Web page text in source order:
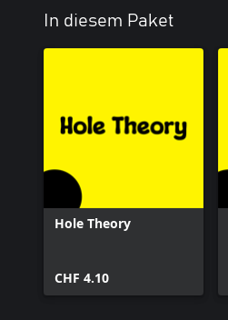
In diesem Paket
Hole Theory
CHF 4.10